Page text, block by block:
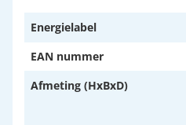
Energielabel
EAN nummer
Afmeting (HxBxD)